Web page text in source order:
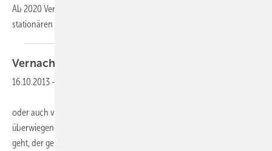
Ab 2020 Verbot von Kältemitteln mit GWP über 2500 in neuen
stationären Anlagen
Vernachlässigte
16.10.2013 -
oder auch vergebene Chance so haben wir das Verhalten der
überwiegenden Anlagenbetreiber überschrieben, wenn es darum
geht, der gesetzlichen Pflicht zur energetischen Inspektion von